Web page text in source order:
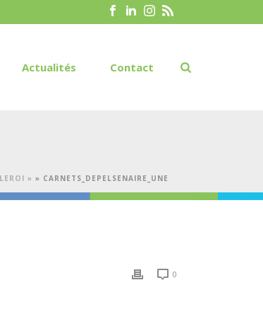
Actualités Contact
» » CARNETS_DEPELSENAIRE_UNE
0